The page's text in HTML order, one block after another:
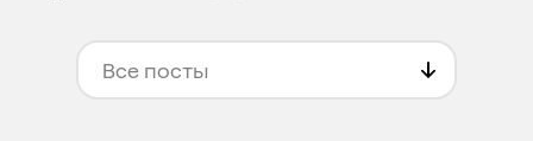
Все посты